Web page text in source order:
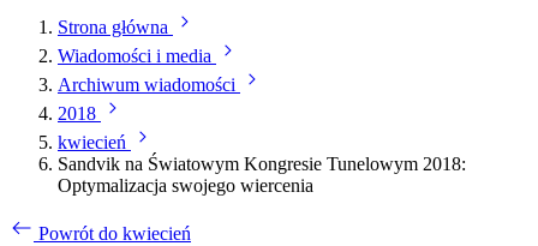
Strona główna
Wiadomości i media
Archiwum wiadomości
2018
kwiecień
Sandvik na Światowym Kongresie Tunelowym 2018:
Optymalizacja swojego wiercenia
Powrót do kwiecień